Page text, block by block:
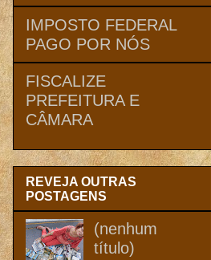
IMPOSTO FEDERAL
PAGO POR NÓS
FISCALIZE
PREFEITURA E
CÂMARA
REVEJA OUTRAS
POSTAGENS
(nenhum
título)